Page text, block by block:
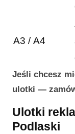
A3 / A4
Jeśli chcesz
ulotki —
Ulotki
Podlaski